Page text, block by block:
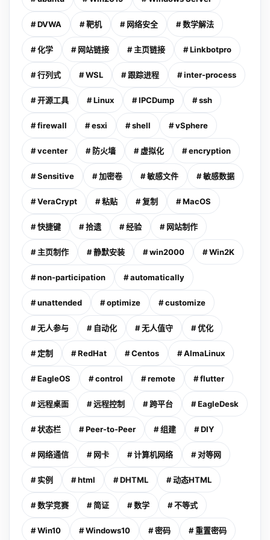
# DVWA # 靶机 # 网络安全 # 数学解法
# 化学 # 网站链接 # 主页链接 # Linkbotpro
# 行列式 # WSL # 跟踪进程 # inter-process
# 开源工具 # Linux # IPCDump # ssh
# firewall # esxi # shell # vSphere
# vcenter # 防火墙 # 虚拟化 # encryption
# Sensitive # 加密卷 # 敏感文件 # 敏感数据
# VeraCrypt # 粘贴 # 复制 # MacOS
# 快捷键 # 拾遗 # 经验 # 网站制作
# 主页制作 # 静默安装 # win2000 # Win2K
# non-participation # automatically
# unattended # optimize # customize
# 无人参与 # 自动化 # 无人值守 # 优化
# 定制 # RedHat # Centos # AlmaLinux
# EagleOS # control # remote # flutter
# 远程桌面 # 远程控制 # 跨平台 # EagleDesk
# 状态栏 # Peer-to-Peer # 组建 # DIY
# 网络通信 # 网卡 # 计算机网络 # 对等网
# 实例 # html # DHTML # 动态HTML
# 数学竞赛 # 简证 # 数学 # 不等式
# Win10 # Windows10 # 密码 # 重置密码